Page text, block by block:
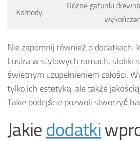
Komody
Różne gatunki
Nie zapomnij również o dodatkach,
Lustra w stylowych ramach, stoliki
świetnym uzupełnieniem całości.
tylko ich estetyką, ale także
Takie podejście pozwoli stworzyć
Jakie dodatki